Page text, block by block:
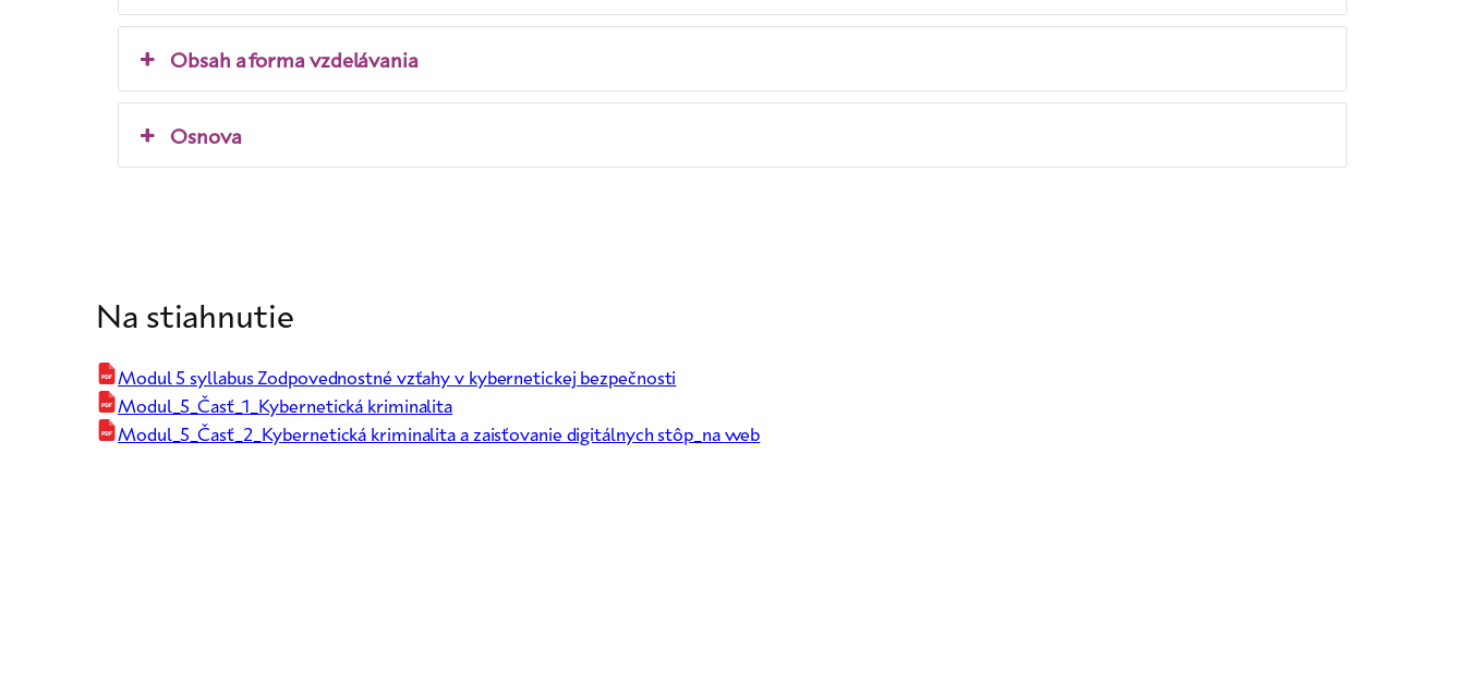
Obsah a forma vzdelávania
Osnova
Na stiahnutie
Modul 5 syllabus Zodpovednostné vzťahy v kybernetickej bezpečnosti
Modul_5_Časť_1_Kybernetická kriminalita
Modul_5_Časť_2_Kybernetická kriminalita a zaisťovanie digitálnych stôp_na web